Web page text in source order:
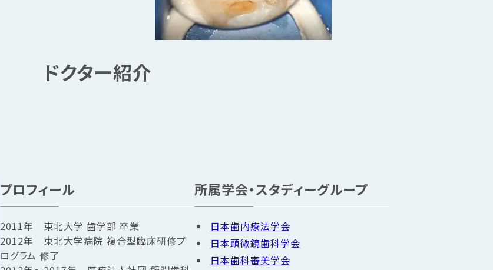
ドクター紹介
プロフィール
2011年 東北大学 歯学部 卒業
2012年 東北大学病院 複合型臨床研修プ
ログラム 修了
所属学会・スタディーグループ
日本歯内療法学会
日本顕微鏡歯科学会
日本歯科審美学会